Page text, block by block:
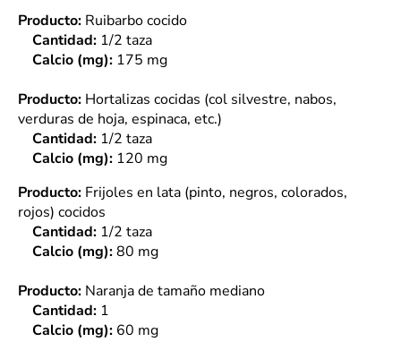
Producto: Ruibarbo cocido
Cantidad: 1/2 taza
Calcio (mg): 175 mg
Producto: Hortalizas cocidas (col silvestre, nabos,
verduras de hoja, espinaca, etc.)
Cantidad: 1/2 taza
Calcio (mg): 120 mg
Producto: Frijoles en lata (pinto, negros, colorados,
rojos) cocidos
Cantidad: 1/2 taza
Calcio (mg):80 mg
Producto: Naranja de tamaño mediano
Cantidad: 1
Calcio (mg): 60 mg